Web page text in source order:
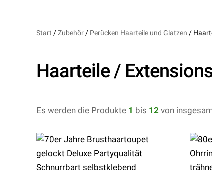
Start /Zubehör/ Perücken Haarteile und Glatzen /
Haarteile /
Es werden die Produkte 1 bis 12 von